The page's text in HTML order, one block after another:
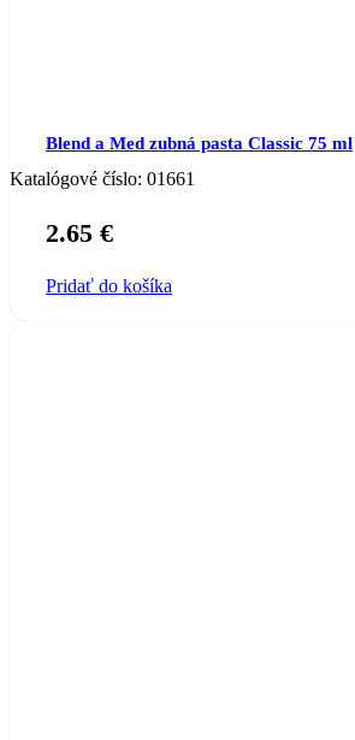
Blend a Med zubná pasta Classic 75 ml
Katalógové číslo: 01661
2.65 €
Pridať do košíka